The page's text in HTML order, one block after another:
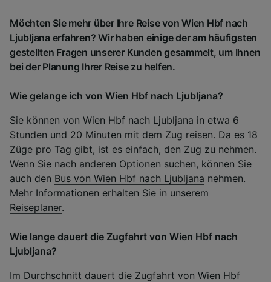
Möchten Sie mehr über Ihre Reise von Wien Hbf nach
Ljubljana erfahren? Wir haben einige der am häufigsten
gestellten Fragen unserer Kunden gesammelt, um Ihnen
bei der Planung Ihrer Reise zu helfen.
Wie gelange ich von Wien Hbf nach Ljubljana?
Sie können von Wien Hbf nach Ljubljana in etwa 6
Stunden und 20 Minuten mit dem Zug reisen. Da es 18
Züge pro Tag gibt, ist es einfach, den Zug zu nehmen.
Wenn Sie nach anderen Optionen suchen, können Sie
auch den Bus von Wien Hbf nach Ljubljana nehmen.
Mehr Informationen erhalten Sie in unserem
Reiseplaner.
Wie lange dauert die Zugfahrt von Wien Hbf nach
Ljubljana?
Im Durchschnitt dauert die Zugfahrt von Wien Hbf